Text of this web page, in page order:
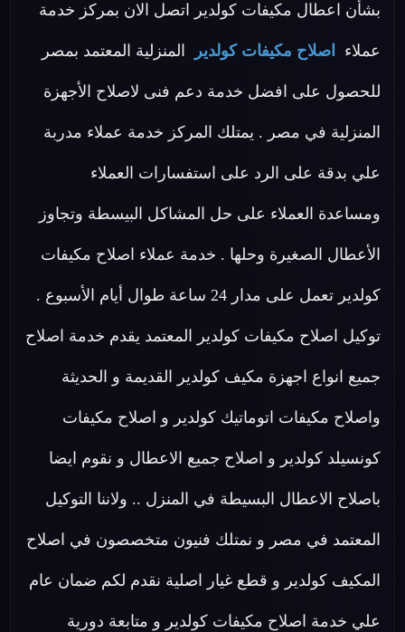
بشأن اعطال مكيفات كولدير اتصل الان بمركز خدمة
عملاء اصلاح مكيفات كولدير المنزلية المعتمد بمصر
للحصول على افضل خدمة دعم فنى لاصلاح الأجهزة
المنزلية في مصر . يمتلك المركز خدمة عملاء مدربة
علي بدقة على الرد على استفسارات العملاء
ومساعدة العملاء على حل المشاكل البيسطة وتجاوز
الأعطال الصغيرة وحلها . خدمة عملاء اصلاح مكيفات
كولدير تعمل على مدار 24 ساعة طوال أيام الأسبوع .
توكيل اصلاح مكيفات كولدير المعتمد يقدم خدمة اصلاح
جميع انواع اجهزة مكيف كولدير القديمة و الحديثة
واصلاح مكيفات اتوماتيك كولدير و اصلاح مكيفات
كونسيلد كولدير و اصلاح جميع الاعطال و نقوم ايضا
باصلاح الاعطال البسيطة في المنزل .. ولاننا التوكيل
المعتمد في مصر و نمتلك فنيون متخصصون في اصلاح
المكيف كولدير و قطع غيار اصلية نقدم لكم ضمان عام
علي خدمة اصلاح مكيفات كولدير و متابعة دورية